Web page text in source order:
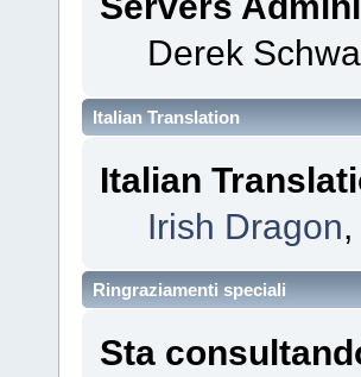
Derek
Italian Translation
Italian
Irish Dragon,
Ringraziamenti speciali
Sta